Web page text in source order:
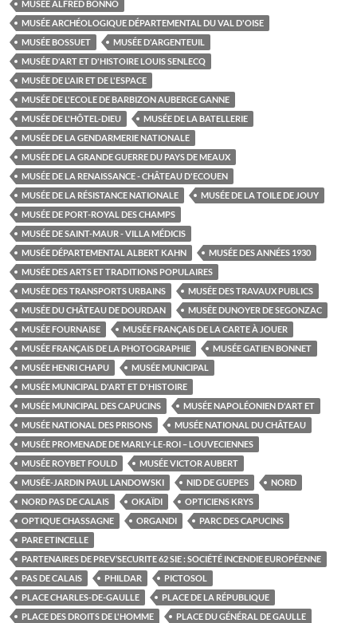
MUSÉE ALFRED BONNO
MUSÉE ARCHÉOLOGIQUE DÉPARTEMENTAL DU VAL D'OISE
MUSÉE BOSSUET
MUSÉE D'ARGENTEUIL
MUSÉE D'ART ET D'HISTOIRE LOUIS SENLECQ
MUSÉE DE L'AIR ET DE L'ESPACE
MUSÉE DE L'ECOLE DE BARBIZON AUBERGE GANNE
MUSÉE DE L'HÔTEL-DIEU
MUSÉE DE LA BATELLERIE
MUSÉE DE LA GENDARMERIE NATIONALE
MUSÉE DE LA GRANDE GUERRE DU PAYS DE MEAUX
MUSÉE DE LA RENAISSANCE - CHÂTEAU D'ECOUEN
MUSÉE DE LA RÉSISTANCE NATIONALE
MUSÉE DE LA TOILE DE JOUY
MUSÉE DE PORT-ROYAL DES CHAMPS
MUSÉE DE SAINT-MAUR - VILLA MÉDICIS
MUSÉE DÉPARTEMENTAL ALBERT KAHN
MUSÉE DES ANNÉES 1930
MUSÉE DES ARTS ET TRADITIONS POPULAIRES
MUSÉE DES TRANSPORTS URBAINS
MUSÉE DES TRAVAUX PUBLICS
MUSÉE DU CHÂTEAU DE DOURDAN
MUSÉE DUNOYER DE SEGONZAC
MUSÉE FOURNAISE
MUSÉE FRANÇAIS DE LA CARTE À JOUER
MUSÉE FRANÇAIS DE LA PHOTOGRAPHIE
MUSÉE GATIEN BONNET
MUSÉE HENRI CHAPU
MUSÉE MUNICIPAL
MUSÉE MUNICIPAL D'ART ET D'HISTOIRE
MUSÉE MUNICIPAL DES CAPUCINS
MUSÉE NAPOLÉONIEN D'ART ET
MUSÉE NATIONAL DES PRISONS
MUSÉE NATIONAL DU CHÂTEAU
MUSÉE PROMENADE DE MARLY-LE-ROI – LOUVECIENNES
MUSÉE ROYBET FOULD
MUSÉE VICTOR AUBERT
MUSÉE-JARDIN PAUL LANDOWSKI
NID DE GUEPES
NORD
NORD PAS DE CALAIS
OKAÏDI
OPTICIENS KRYS
OPTIQUE CHASSAGNE
ORGANDI
PARC DES CAPUCINS
PARE ETINCELLE
PARTENAIRES DE PREV’SECURITE 62 SIE : SOCIÉTÉ INCENDIE EUROPÉENNE
PAS DE CALAIS
PHILDAR
PICTOSOL
PLACE CHARLES-DE-GAULLE
PLACE DE LA RÉPUBLIQUE
PLACE DES DROITS DE L'HOMME
PLACE DU GÉNÉRAL DE GAULLE